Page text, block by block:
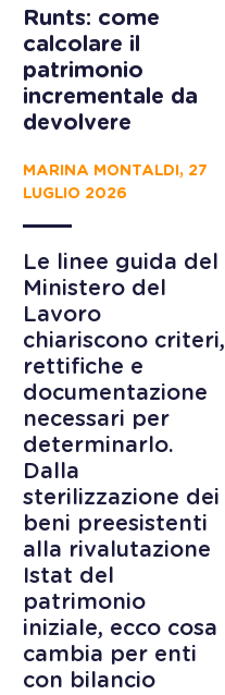
Runts: come
calcolare il
patrimonio
incrementale da
devolvere
MARINA MONTALDI, 27
LUGLIO 2026
Le linee guida del
Ministero del
Lavoro
chiariscono criteri,
rettifiche e
documentazione
necessari per
determinarlo.
Dalla
sterilizzazione dei
beni preesistenti
alla rivalutazione
Istat del
patrimonio
iniziale, ecco cosa
cambia per enti
con bilancio